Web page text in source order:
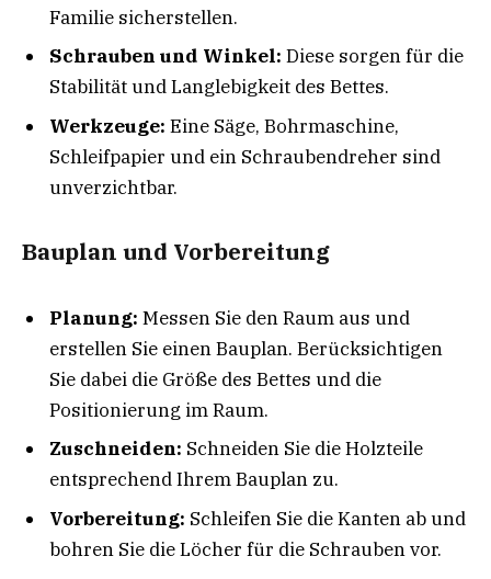
Familie sicherstellen.
Schrauben und Winkel: Diese sorgen für die
Stabilität und Langlebigkeit des Bettes.
Werkzeuge: Eine Säge, Bohrmaschine,
Schleifpapier und ein Schraubendreher sind
unverzichtbar.
Bauplan und Vorbereitung
Planung: Messen Sie den Raum aus und
erstellen Sie einen Bauplan. Berücksichtigen
Sie dabei die Größe des Bettes und die
Positionierung im Raum.
Zuschneiden: Schneiden Sie die Holzteile
entsprechend Ihrem Bauplan zu.
Vorbereitung: Schleifen Sie die Kanten ab und
bohren Sie die Löcher für die Schrauben vor.